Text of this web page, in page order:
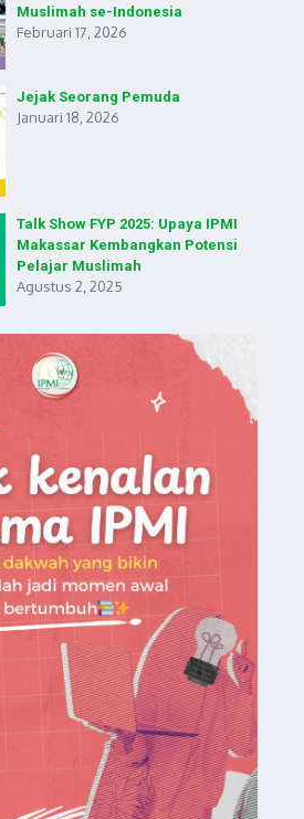
Muslimah se-Indonesia
Februari 17, 2026
Jejak Seorang Pemuda
Januari 18, 2026
Talk Show FYP 2025: Upaya IPMI
Makassar Kembangkan Potensi
Pelajar Muslimah
Agustus 2, 2025